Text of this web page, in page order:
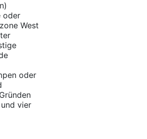
oder
West
oder
vier